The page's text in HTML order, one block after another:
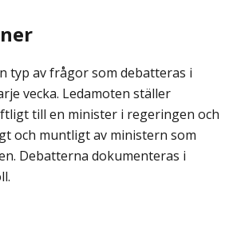
typ av frågor som debatteras i
vecka. Ledamoten ställer
till en minister i regeringen och
och muntligt av ministern som
Debatterna dokumenteras i